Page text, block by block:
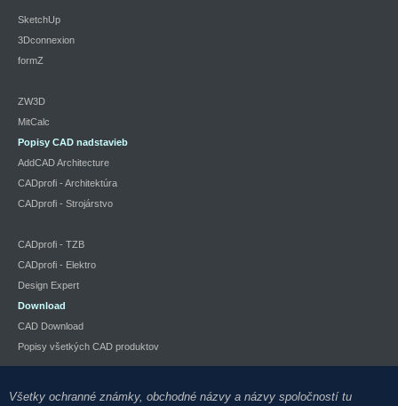
SketchUp
3Dconnexion
formZ
ZW3D
MitCalc
Popisy CAD nadstavieb
AddCAD Architecture
CADprofi - Architektúra
CADprofi - Strojárstvo
CADprofi - TZB
CADprofi - Elektro
Design Expert
Download
CAD Download
Popisy všetkých CAD produktov
Všetky ochranné známky, obchodné názvy a názvy spoločností tu